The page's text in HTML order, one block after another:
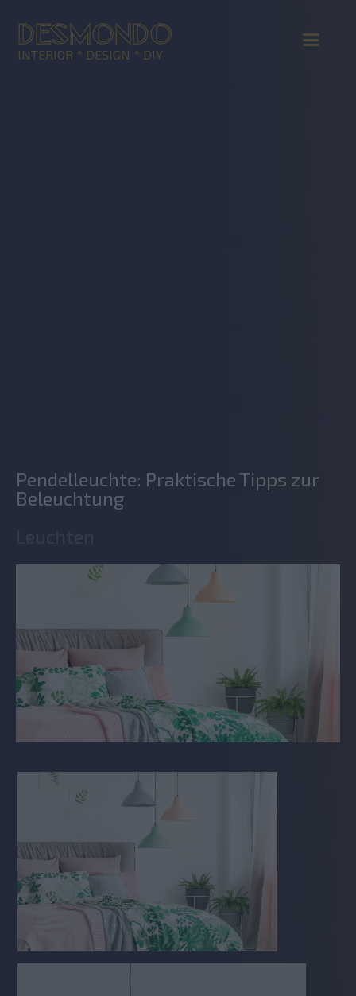
DESMONDO
INTERIOR * DESIGN * DIY
Pendelleuchte: Praktische Tipps zur
Beleuchtung